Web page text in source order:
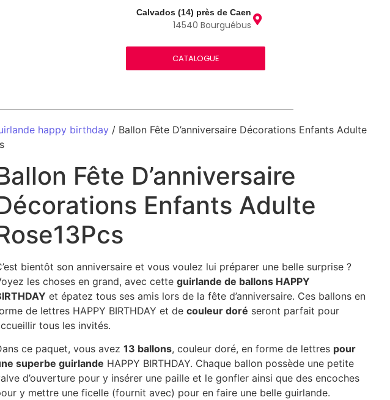
Calvados (14) près de Caen
14540 Bourguébus
CATALOGUE
happy birthday / Ballon Fête D’anniversaire Décorations Enfants Adulte
Fête D’anniversaire
Enfants Adulte
bientôt son anniversaire et vous voulez lui préparer une belle surprise ?
les choses en grand, avec cette guirlande de ballons HAPPY
et épatez tous ses amis lors de la fête d’anniversaire. Ces ballons en
de lettres HAPPY BIRTHDAY et de couleur doré seront parfait pour
tous les invités.
ce paquet, vous avez 13 ballons, couleur doré, en forme de lettres pour
superbe guirlande HAPPY BIRTHDAY. Chaque ballon possède une petite
d’ouverture pour y insérer une paille et le gonfler ainsi que des encoches
y mettre une ficelle (fournit avec) pour en faire une belle guirlande.